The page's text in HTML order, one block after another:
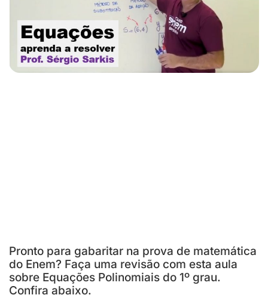
Pronto para gabaritar na prova de matemática
do Enem? Faça uma revisão com esta aula
sobre Equações Polinomiais do 1º grau.
Confira abaixo.